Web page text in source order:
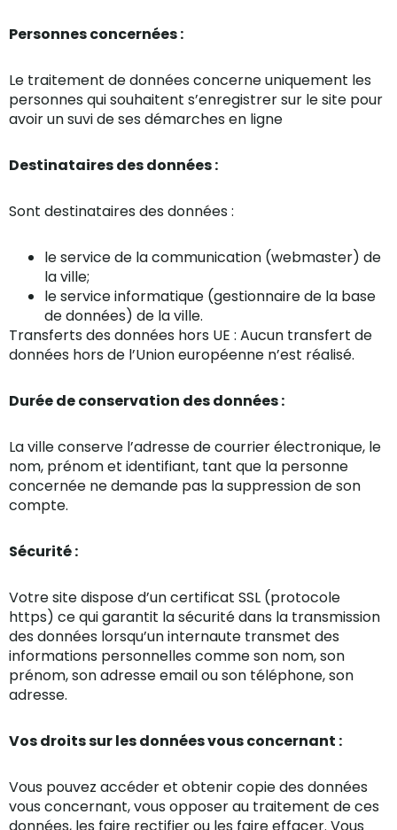
Personnes concernées :
Le traitement de données concerne uniquement les
personnes qui souhaitent s’enregistrer sur le site pour
avoir un suvi de ses démarches en ligne
Destinataires des données :
Sont destinataires des données :
le service de la communication (webmaster) de
la ville;
le service informatique (gestionnaire de la base
de données) de la ville.
Transferts des données hors UE : Aucun transfert de
données hors de l’Union européenne n’est réalisé.
Durée de conservation des données :
La ville conserve l’adresse de courrier électronique, le
nom, prénom et identifiant, tant que la personne
concernée ne demande pas la suppression de son
compte.
Sécurité :
Votre site dispose d’un certificat SSL (protocole
https) ce qui garantit la sécurité dans la transmission
des données lorsqu’un internaute transmet des
informations personnelles comme son nom, son
prénom, son adresse email ou son téléphone, son
adresse.
Vos droits sur les données vous concernant :
Vous pouvez accéder et obtenir copie des données
vous concernant, vous opposer au traitement de ces